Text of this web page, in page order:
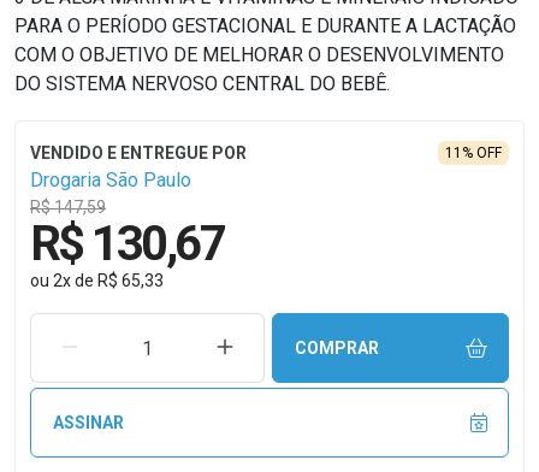
PARA O PERÍODO GESTACIONAL E DURANTE A LACTAÇÃO
COM O OBJETIVO DE MELHORAR O DESENVOLVIMENTO
DO SISTEMA NERVOSO CENTRAL DO BEBÊ.
Drogaria São Paulo
R$ 147,59
11% OFF
R$ 130,67
ou 2xde R$ 65,33
REMOVER UMA UNIDADEAUMENTAR UMA UNIDADE
COMPRAR
ASSINAR